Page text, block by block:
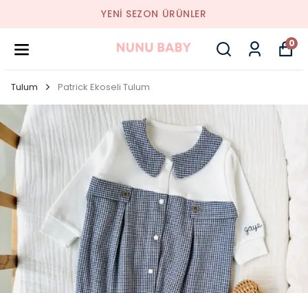
YENI SEZON ÜRÜNLER
0
Tulum Patrick Ekoseli Tulum